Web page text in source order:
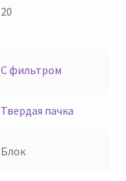
20
С фильтром
Твердая пачка
Блок